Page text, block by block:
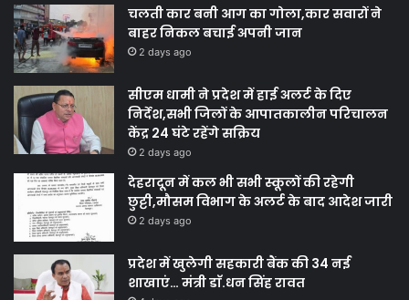
चलती कार बनी आग का गोला,कार सवारों ने
बाहर निकल बचाई अपनी जान
2 days ago
सीएम धामी ने प्रदेश में हाई अलर्ट के दिए
निर्देश,सभी जिलों के आपातकालीन परिचालन
केंद्र 24 घंटे रहेंगे सक्रिय
2 days ago
देहरादून में कल भी सभी स्कूलों की रहेगी
छुट्टी,मौसम विभाग के अलर्ट के बाद आदेश जारी
2 days ago
प्रदेश में खुलेगी सहकारी बैंक की 34 नई
शाखाएं… मंत्री डाॅ.धन सिंह रावत